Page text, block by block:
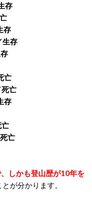
存
存
生存
亡
亡
存
亡
亡
しかも登山歴が10年を
とが分かります。